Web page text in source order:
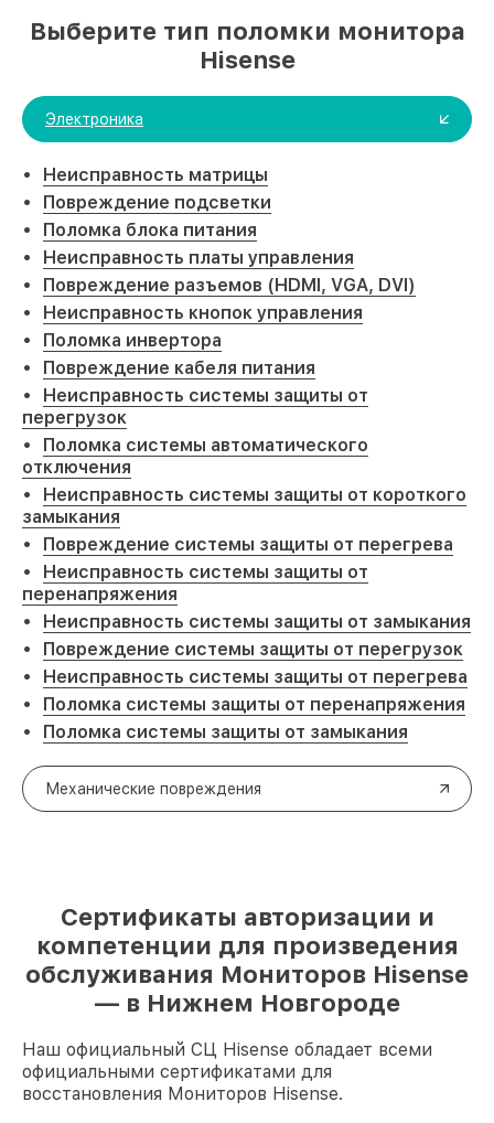
Выберите тип поломки монитора
Hisense
Электроника
Неисправность матрицы
Повреждение подсветки
Поломка блока питания
Неисправность платы управления
Повреждение разъемов (HDMI, VGA, DVI)
Неисправность кнопок управления
Поломка инвертора
Повреждение кабеля питания
Неисправность системы защиты от
перегрузок
Поломка системы автоматического
отключения
Неисправность системы защиты от короткого
замыкания
Повреждение системы защиты от перегрева
Неисправность системы защиты от
перенапряжения
Неисправность системы защиты от замыкания
Повреждение системы защиты от перегрузок
Неисправность системы защиты от перегрева
Поломка системы защиты от перенапряжения
Поломка системы защиты от замыкания
Механические повреждения
Сертификаты авторизации и
компетенции для произведения
обслуживания Мониторов Hisense
— в Нижнем Новгороде
Наш официальный СЦ Hisense обладает всеми
официальными сертификатами для
восстановления Мониторов Hisense.